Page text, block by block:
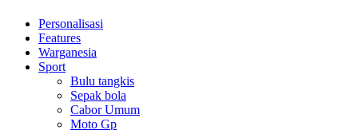
Personalisasi
Features
Warganesia
Sport
Bulu tangkis
Sepak bola
Cabor Umum
Moto Gp